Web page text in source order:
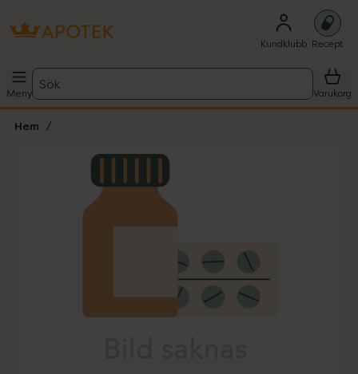
Kundklubb Recept
Meny
Sök
Varukorg
Hem
Lista: . Innehåller 1 objekt.